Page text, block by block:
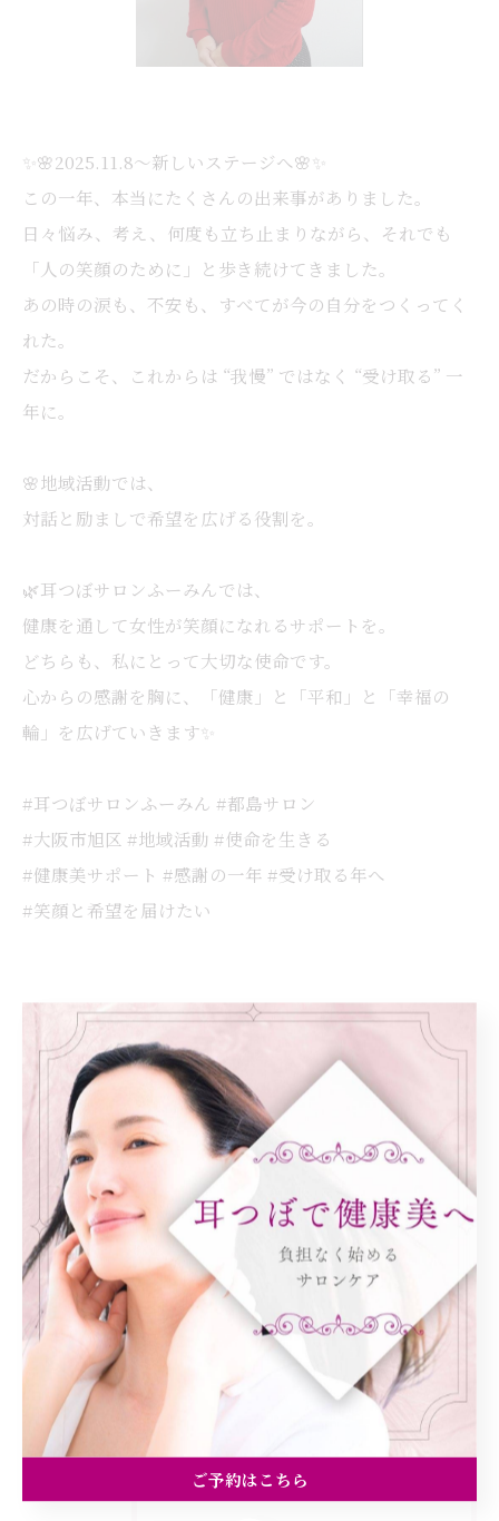
✨🌸2025.11.8〜新しいステージへ🌸✨
この一年、本当にたくさんの出来事がありました。
日々悩み、考え、何度も立ち止まりながら、それでも
「人の笑顔のために」と歩き続けてきました。
あの時の涙も、不安も、すべてが今の自分をつくってく
れた。
だからこそ、これからは “我慢” ではなく “受け取る” 一
年に。
🌸地域活動では、
対話と励ましで希望を広げる役割を。
🌿耳つぼサロンふーみんでは、
健康を通して女性が笑顔になれるサポートを。
どちらも、私にとって大切な使命です。
心からの感謝を胸に、「健康」と「平和」と「幸福の
輪」を広げていきます✨
#耳つぼサロンふーみん #都島サロン
#大阪市旭区 #地域活動 #使命を生きる
#健康美サポート #感謝の一年 #受け取る年へ
#笑顔と希望を届けたい
< 前のページ 一覧に戻る
カテゴリー Categories
全てのカテゴリー
ダイエット
健康
美容エステ
痩身ご予約はこちら